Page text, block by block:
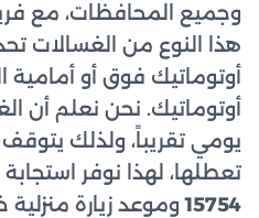
وجميع المحافظات، مع
هذا النوع من الغسالات
أوتوماتيك فوق أو
أوتوماتيك. نحن نعلم أن
يومي تقريباً، ولذلك
تعطلها، لهذا نوفر
15754